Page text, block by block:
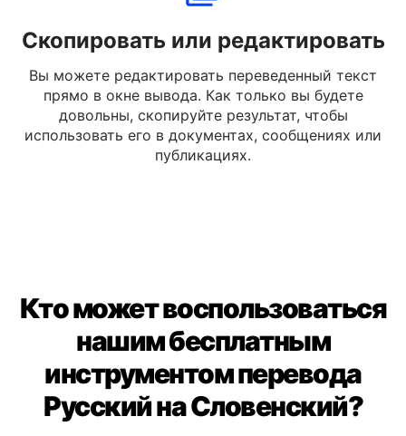
Скопировать или редактировать
Вы можете редактировать переведенный текст
прямо в окне вывода. Как только вы будете
довольны, скопируйте результат, чтобы
Кто может воспользоваться
нашим бесплатным
инструментом перевода